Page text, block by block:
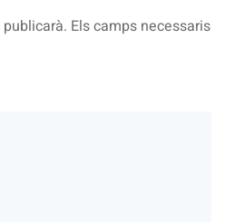
Els camps necessaris